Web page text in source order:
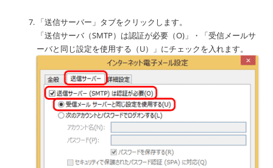
「送信サーバー」タブをクリックします。
「送信サーバ（SMTP）は認証が必要（O)」・「受信メールサ
ーバと同じ設定を使用する（U）」にチェックを入れます。